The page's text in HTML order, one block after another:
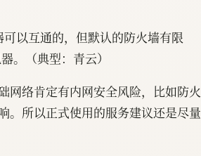
以互通的，但默认的防火墙有限
。（典型：青云）
网络肯定有内网安全风险，比如防火
。所以正式使用的服务建议还是尽量